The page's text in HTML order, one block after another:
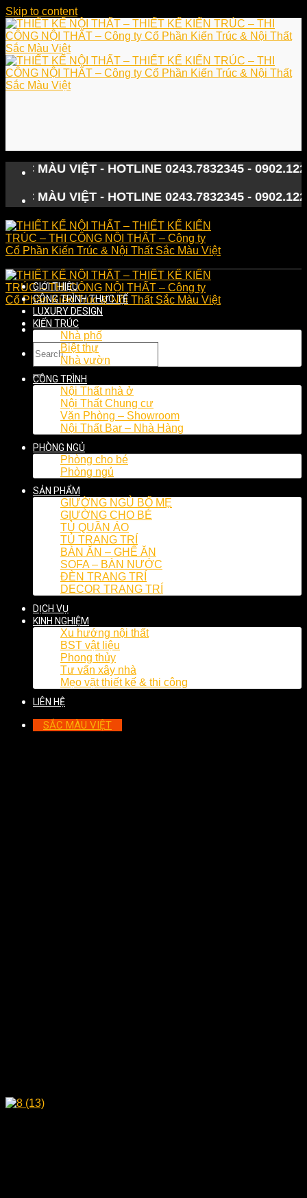
Skip to content
VIỆT - HOTLINE 0243.7832345 - 0902.122133
VIỆT - HOTLINE 0243.7832345 - 0902.122133
GIỚI THIỆU
CÔNG TRÌNH THỰC TẾ
LUXURY DESIGN
KIẾN TRÚC
Nhà phố
Biệt thự
Nhà vườn
CÔNG TRÌNH
Nội Thất nhà ở
Nội Thất Chung cư
Văn Phòng – Showroom
Nội Thất Bar – Nhà Hàng
PHÒNG NGỦ
Phòng cho bé
Phòng ngủ
SẢN PHẨM
GIƯỜNG NGỦ BỐ MẸ
GIƯỜNG CHO BÉ
TỦ QUẦN ÁO
TỦ TRANG TRÍ
BÀN ĂN – GHẾ ĂN
SOFA – BÀN NƯỚC
ĐÈN TRANG TRÍ
DECOR TRANG TRÍ
DỊCH VỤ
KINH NGHIỆM
Xu hướng nội thất
BST vật liệu
Phong thủy
Tư vấn xây nhà
Mẹo vặt thiết kế & thi công
LIÊN HỆ
SẮC MÀU VIỆT